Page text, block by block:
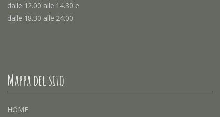
dalle 12.00 alle 14.30 e
dalle 18.30 alle 24.00
Mappa del sito
HOME